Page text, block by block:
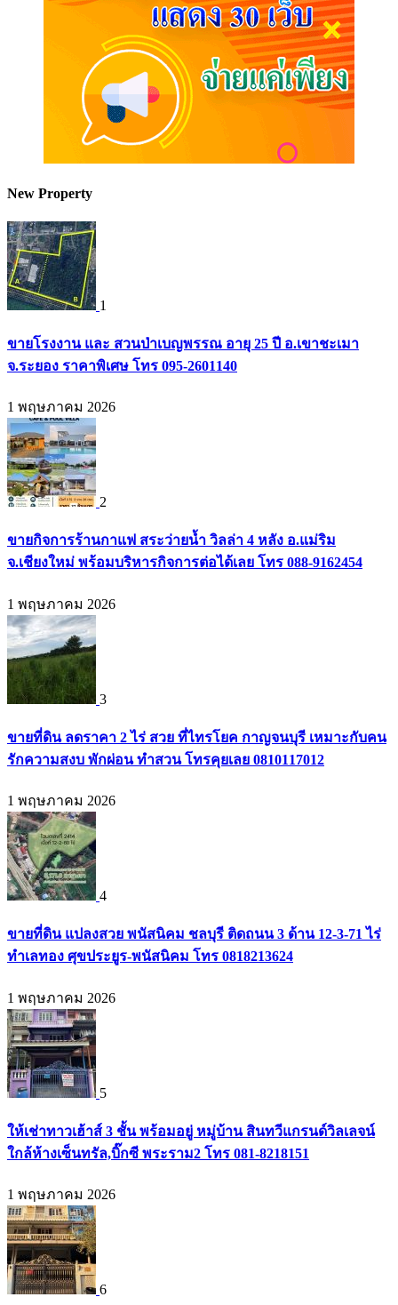
New Property
1
ขายโรงงาน และ สวนป่าเบญพรรณ อายุ 25 ปี อ.เขาชะเมา
จ.ระยอง ราคาพิเศษ โทร 095-2601140
1 พฤษภาคม 2026
2
ขายกิจการร้านกาแฟ สระว่ายน้ำ วิลล่า 4 หลัง อ.แม่ริม
จ.เชียงใหม่ พร้อมบริหารกิจการต่อได้เลย โทร 088-9162454
1 พฤษภาคม 2026
3
ขายที่ดิน ลดราคา 2 ไร่ สวย ที่ไทรโยค กาญจนบุรี เหมาะกับคน
รักความสงบ พักผ่อน ทำสวน โทรคุยเลย 0810117012
1 พฤษภาคม 2026
4
ขายที่ดิน แปลงสวย พนัสนิคม ชลบุรี ติดถนน 3 ด้าน 12-3-71 ไร่
ทำเลทอง ศุขประยูร-พนัสนิคม โทร 0818213624
1 พฤษภาคม 2026
5
ให้เช่าทาวเฮ้าส์ 3 ชั้น พร้อมอยู่ หมู่บ้าน สินทวีแกรนด์วิลเลจน์
ใกล้ห้างเซ็นทรัล,บิ๊กซี พระราม2 โทร 081-8218151
1 พฤษภาคม 2026
6